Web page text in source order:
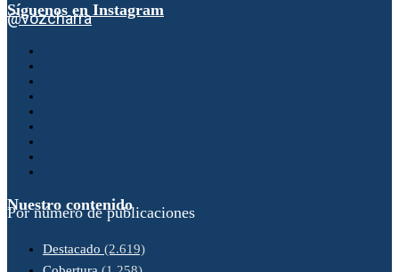
Síguenos en Instagram
@vozcharra
Nuestro contenido
Por número de publicaciones
Destacado (2.619)